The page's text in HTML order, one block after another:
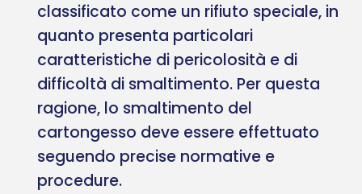
classificato come un rifiuto speciale, in
quanto presenta particolari
caratteristiche di pericolosità e di
difficoltà di smaltimento. Per questa
ragione, lo smaltimento del
cartongesso deve essere effettuato
seguendo precise normative e
procedure.